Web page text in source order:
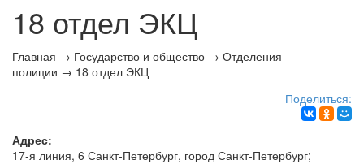
18 отдел ЭКЦ
Главная → Государство и общество → Отделения
полиции → 18 отдел ЭКЦ
Поделиться:
Адрес:
17-я линия, 6 Санкт-Петербург, город Санкт-Петербург;